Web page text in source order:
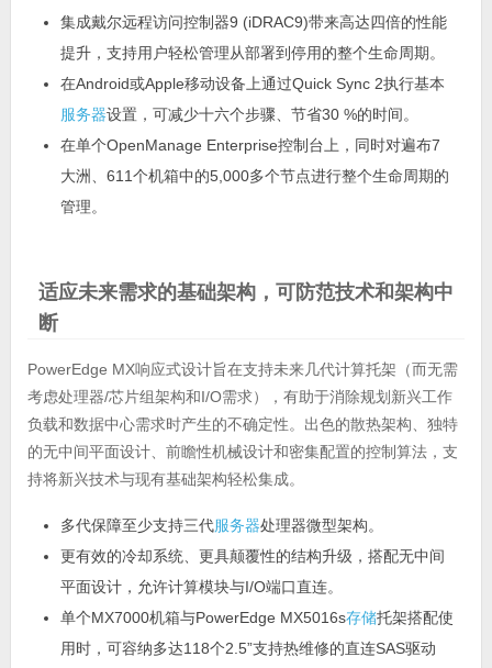
集成戴尔远程访问控制器9 (iDRAC9)带来高达四倍的性能
提升，支持用户轻松管理从部署到停用的整个生命周期。
在Android或Apple移动设备上通过Quick Sync 2执行基本
服务器设置，可减少十六个步骤、节省30 %的时间。
在单个OpenManage Enterprise控制台上，同时对遍布7
大洲、611个机箱中的5,000多个节点进行整个生命周期的
管理。
适应未来需求的基础架构，可防范技术和架构中
断
PowerEdge MX响应式设计旨在支持未来几代计算托架（而无需
考虑处理器/芯片组架构和I/O需求），有助于消除规划新兴工作
负载和数据中心需求时产生的不确定性。出色的散热架构、独特
的无中间平面设计、前瞻性机械设计和密集配置的控制算法，支
持将新兴技术与现有基础架构轻松集成。
多代保障至少支持三代服务器处理器微型架构。
更有效的冷却系统、更具颠覆性的结构升级，搭配无中间
平面设计，允许计算模块与I/O端口直连。
单个MX7000机箱与PowerEdge MX5016s存储托架搭配使
用时，可容纳多达118个2.5”支持热维修的直连SAS驱动